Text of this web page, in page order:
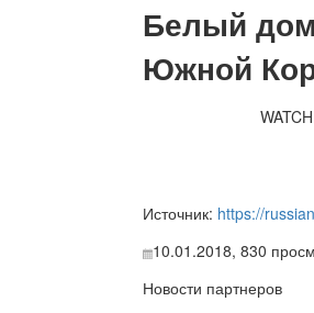
Белый дом
Южной
Источник: https://
10.01.2018, 830
Новости партнеров